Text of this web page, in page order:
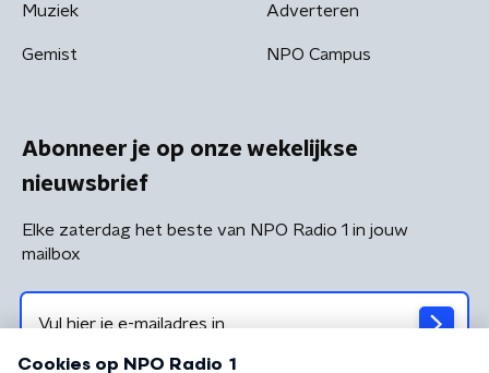
Muziek
Gemist
Adverteren
NPO Campus
Abonneer je op onze wekelijkse
nieuwsbrief
Elke zaterdag het beste van NPO Radio 1 in jouw
mailbox